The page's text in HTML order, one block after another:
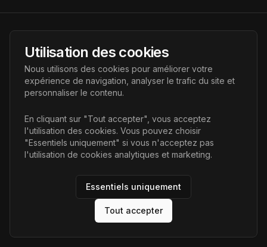
AI Futur
Portail de l'avenir de l'intelligence artificielle, vous aidant à
découvrir les dernières technologies IA.
Liens
Accueil
Articles
AI Futur. Tous droits réservés.
Utilisation des cookies
Nous utilisons des cookies pour améliorer votre
expérience de navigation, analyser le trafic du site et
personnaliser le contenu.
En cliquant sur "Tout accepter", vous acceptez
l'utilisation des cookies. Vous pouvez choisir
"Essentiels uniquement" si vous n'acceptez pas
l'utilisation de cookies analytiques et marketing.
Essentiels uniquement
Tout accepter